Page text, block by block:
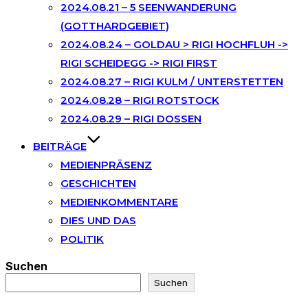
2024.08.21 – 5 SEENWANDERUNG
(GOTTHARDGEBIET)
2024.08.24 – GOLDAU > RIGI HOCHFLUH ->
RIGI SCHEIDEGG -> RIGI FIRST
2024.08.27 – RIGI KULM / UNTERSTETTEN
2024.08.28 – RIGI ROTSTOCK
2024.08.29 – RIGI DOSSEN
BEITRÄGE
MEDIENPRÄSENZ
GESCHICHTEN
MEDIENKOMMENTARE
DIES UND DAS
POLITIK
Suchen
Suchen